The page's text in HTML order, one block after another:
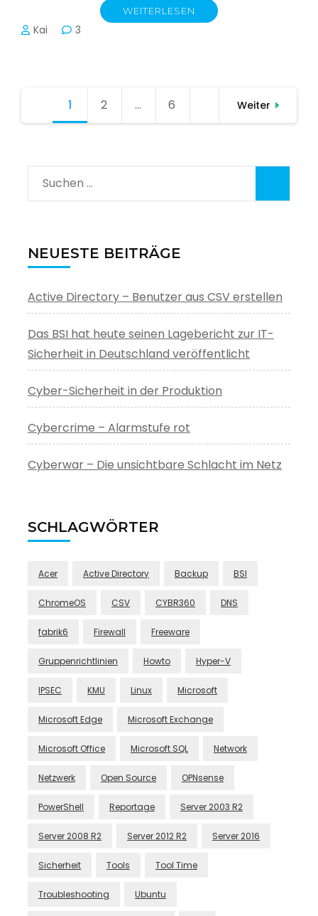
WEITERLESEN
Kai 3
Seitennummerierung
1 Seite
2 … Seite
6 Weiter
Suchen
nach:
NEUESTE BEITRÄGE
Active Directory – Benutzer aus CSV erstellen
Das BSI hat heute seinen Lagebericht zur IT-
Sicherheit in Deutschland veröffentlicht
Cyber-Sicherheit in der Produktion
Cybercrime – Alarmstufe rot
Cyberwar – Die unsichtbare Schlacht im Netz
SCHLAGWÖRTER
Acer Active Directory Backup BSI
ChromeOS CSV CYBR360 DNS
fabrik6 Firewall Freeware
Gruppenrichtlinien Howto Hyper-V
IPSEC KMU Linux Microsoft
Microsoft Edge Microsoft Exchange
Microsoft Office Microsoft SQL Network
Netzwerk Open Source OPNsense
PowerShell Reportage Server 2003 R2
Server 2008 R2 Server 2012 R2 Server 2016
Sicherheit Tools Tool Time
Troubleshooting Ubuntu